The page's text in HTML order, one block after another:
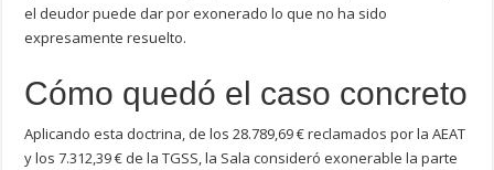
el deudor puede dar por exonerado lo que no ha sido
expresamente resuelto.
Cómo quedó el caso concreto
Aplicando esta doctrina, de los 28.789,69 € reclamados por la AEAT
y los 7.312,39 € de la TGSS, la Sala consideró exonerable la parte